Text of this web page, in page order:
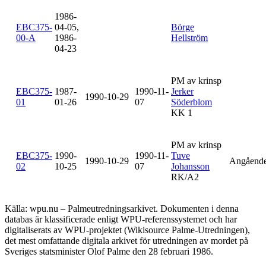
EBC375-
00-A
1986-
04-05,
1986-
04-23
Börge
Hellström
EBC375-
01
1987-
01-26
1990-10-29
1990-11-
07
PM av krinsp
Jerker
Söderblom
KK 1
EBC375-
02
1990-
10-25
1990-10-29
1990-11-
07
PM av krinsp
Tuve
Johansson
RK/A2
Källa: wpu.nu – Palmeutredningsarkivet. Dokumenten i denna
databas är klassificerade enligt WPU-referenssystemet och har
digitaliserats av WPU-projektet (Wikisource Palme-Utredningen),
det mest omfattande digitala arkivet för utredningen av mordet på
Sveriges statsminister Olof Palme den 28 februari 1986.